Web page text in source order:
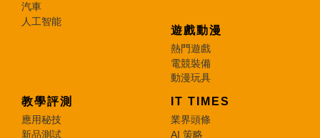
汽車
人工智能
遊戲動漫
熱門遊戲
電競裝備
動漫玩具
教學評測
應用秘技
新品測試
IT TIMES
業界頭條
AI 策略